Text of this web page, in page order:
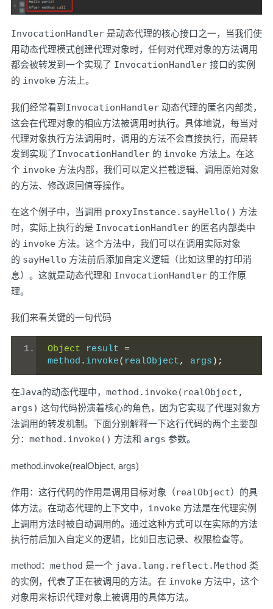
InvocationHandler 是动态代理的核心接口之一，当我们使
用动态代理模式创建代理对象时，任何对代理对象的方法调用
都会被转发到一个实现了 InvocationHandler 接口的实例
的 invoke 方法上。
我们经常看到 InvocationHandler 动态代理的匿名内部类，
这会在代理对象的相应方法被调用时执行。具体地说，每当对
代理对象执行方法调用时，调用的方法不会直接执行，而是转
发到实现了InvocationHandler 的 invoke 方法上。在这
个 invoke 方法内部，我们可以定义拦截逻辑、调用原始对象
的方法、修改返回值等操作。
在这个例子中，当调用 proxyInstance.sayHello() 方法
时，实际上执行的是 InvocationHandler 的匿名内部类中
的 invoke 方法。这个方法中，我们可以在调用实际对象
的 sayHello 方法前后添加自定义逻辑（比如这里的打印消
息）。这就是动态代理和 InvocationHandler 的工作原
理。
我们来看关键的一句代码
Object result =
method . invoke( realObject, args );
在Java的动态代理中， method.invoke(realObject,
args) 这句代码扮演着核心的角色，因为它实现了代理对象方
法调用的转发机制。下面分别解释一下这行代码的两个主要部
分： method.invoke() 方法和 args 参数。
method.invoke(realObject, args)
作用：这行代码的作用是调用目标对象（realObject）的具
体方法。在动态代理的上下文中， invoke 方法是在代理实例
上调用方法时被自动调用的。通过这种方式可以在实际的方法
执行前后加入自定义的逻辑，比如日志记录、权限检查等。
method： method 是一个 java.lang.reflect.Method 类
的实例，代表了正在被调用的方法。在 invoke 方法中，这个
对象用来标识代理对象上被调用的具体方法。